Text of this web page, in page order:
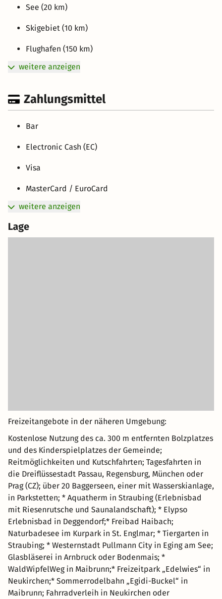
See (20 km)
Skigebiet (10 km)
Flughafen (150 km)
weitere anzeigen
Zahlungsmittel
Bar
Electronic Cash (EC)
Visa
MasterCard / EuroCard
weitere anzeigen
Lage
Freizeitangebote in der näheren Umgebung:
Kostenlose Nutzung des ca. 300 m entfernten Bolzplatzes
und des Kinderspielplatzes der Gemeinde;
Reitmöglichkeiten und Kutschfahrten; Tagesfahrten in
die Dreiflüssestadt Passau, Regensburg, München oder
Prag (CZ); über 20 Baggerseen, einer mit Wasserskianlage,
in Parkstetten; * Aquatherm in Straubing (Erlebnisbad
mit Riesenrutsche und Saunalandschaft); * Elypso
Erlebnisbad in Deggendorf;* Freibad Haibach;
Naturbadesee im Kurpark in St. Englmar; * Tiergarten in
Straubing; * Westernstadt Pullmann City in Eging am See;
Glasbläserei in Arnbruck oder Bodenmais; *
WaldWipfelWeg in Maibrunn;* Freizeitpark „Edelwies“ in
Neukirchen;* Sommerrodelbahn „Egidi-Buckel“ in
Maibrunn; Fahrradverleih in Neukirchen oder